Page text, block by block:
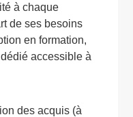
à chaque
de ses besoins
en formation,
accessible à
des acquis (à